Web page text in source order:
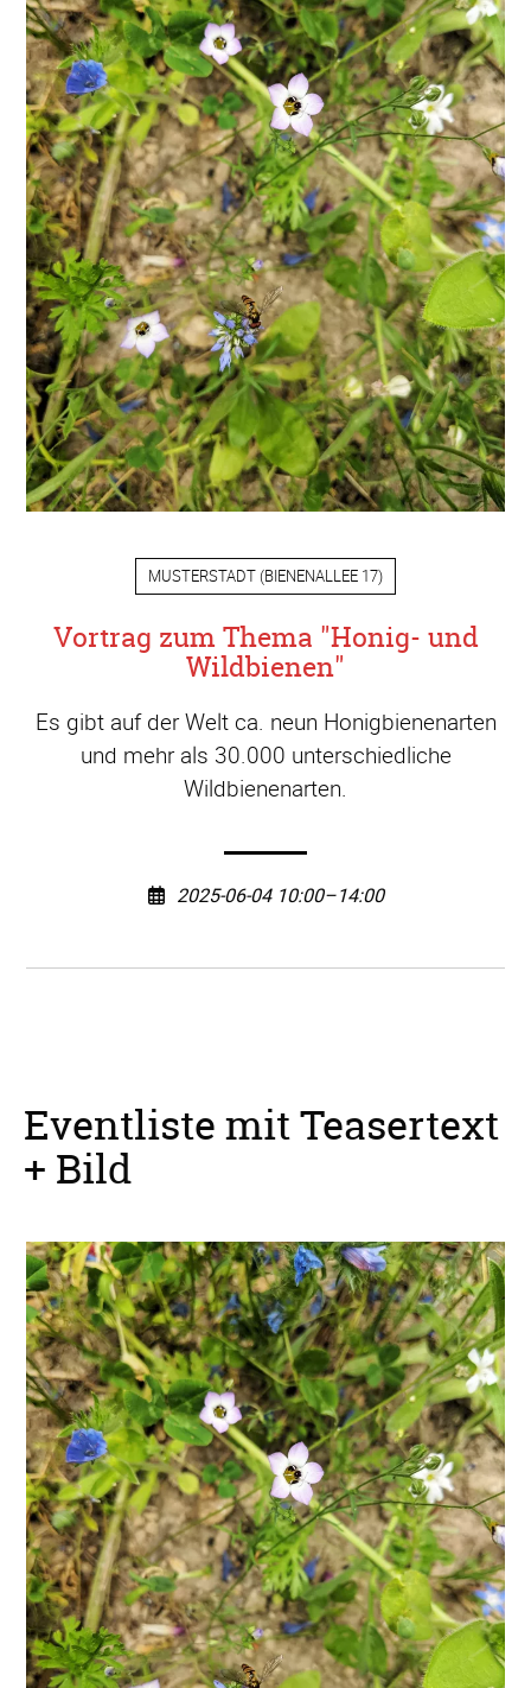
MUSTERSTADT (BIENENALLEE 17)
Vortrag zum Thema "Honig- und
Wildbienen"
Es gibt auf der Welt ca. neun Honigbienenarten
und mehr als 30.000 unterschiedliche
Wildbienenarten.
2025-06-04 10:00–14:00
Eventliste mit Teasertext
+ Bild